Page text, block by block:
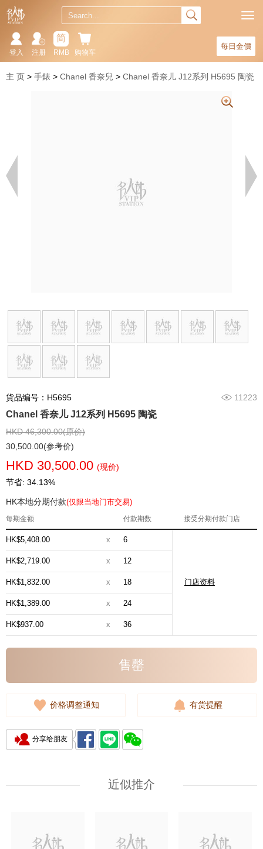
每日金價
购物车
简
RMB
注册
登入
主 页 手錶 Chanel 香奈兒 Chanel 香奈儿 J12系列 H5695 陶瓷
貨品编号：H5695 11223
Chanel 香奈儿 J12系列 H5695 陶瓷
HKD 46,300.00(原价)
30,500.00(参考价)
HKD 30,500.00 (现价)
节省: 34.13%
HK本地分期付款(仅限当地门市交易)
每期金额 付款期数 接受分期付款门店
HK$5,408.00 x 6
门店资料
HK$2,719.00 x 12
HK$1,832.00 x 18
HK$1,389.00 x 24
HK$937.00 x 36
售罄
价格调整通知 有货提醒
分享给朋友
近似推介